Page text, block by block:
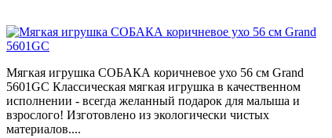
Мягкая игрушка СОБАКА коричневое ухо 56 см Grand
5601GC Классическая мягкая игрушка в качественном
исполнении - всегда желанный подарок для малыша и
взрослого! Изготовлено из экологически чистых
материалов....